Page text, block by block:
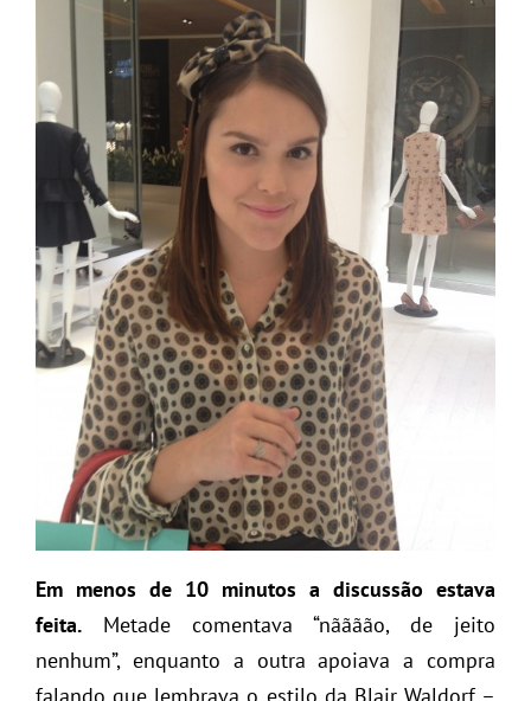
Em menos de 10 minutos a discussão estava
feita. Metade comentava “nãããão, de jeito
nenhum”, enquanto a outra apoiava a compra
falando que lembrava o estilo da Blair Waldorf –